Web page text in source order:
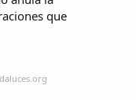
que